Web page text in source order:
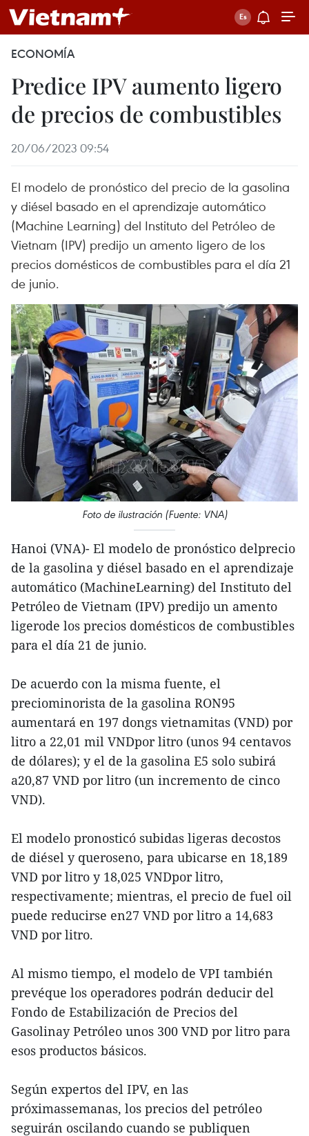
ECONOMÍA
Predice IPV aumento ligero
de precios de combustibles
20/06/2023 09:54
El modelo de pronóstico del precio de la gasolina
y diésel basado en el aprendizaje automático
(Machine Learning) del Instituto del Petróleo de
Vietnam (IPV) predijo un amento ligero de los
precios domésticos de combustibles para el día 21
de junio.
Foto de ilustración (Fuente: VNA)
Hanoi (VNA)- El modelo de pronóstico delprecio
de la gasolina y diésel basado en el aprendizaje
automático (MachineLearning) del Instituto del
Petróleo de Vietnam (IPV) predijo un amento
ligerode los precios domésticos de combustibles
para el día 21 de junio.
De acuerdo con la misma fuente, el
preciominorista de la gasolina RON95
aumentará en 197 dongs vietnamitas (VND) por
litro a 22,01 mil VNDpor litro (unos 94 centavos
de dólares); y el de la gasolina E5 solo subirá
a20,87 VND por litro (un incremento de cinco
VND).
El modelo pronosticó subidas ligeras decostos
de diésel y queroseno, para ubicarse en 18,189
VND por litro y 18,025 VNDpor litro,
respectivamente; mientras, el precio de fuel oil
puede reducirse en27 VND por litro a 14,683
VND por litro.
Al mismo tiempo, el modelo de VPI también
prevéque los operadores podrán deducir del
Fondo de Estabilización de Precios del
Gasolinay Petróleo unos 300 VND por litro para
esos productos básicos.
Según expertos del IPV, en las
próximassemanas, los precios del petróleo
seguirán oscilando cuando se publiquen